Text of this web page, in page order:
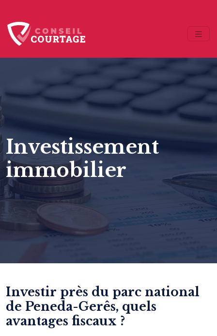
Investissement
immobilier
Investir près du parc national
de Peneda-Gerês, quels
avantages fiscaux ?